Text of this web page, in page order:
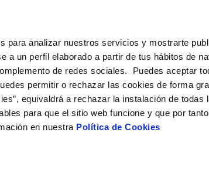
para analizar nuestros servicios y mostrarte
a un perfil elaborado a partir de tus hábitos de
de redes sociales. Puedes aceptar
permitir o rechazar las cookies de forma
equivaldrá a rechazar la instalación de todas
para que el sitio web funcione y que por
en nuestra Política de Cookies
MODIFICACIÓN DE
Actualizar datos
Actualizar datos de
Tu Servicio
interior
COMPROMISO DE SERVICIO
Customer Counsel (Defensa del
Tu Agua
CUIDADOS DEL AGUA
Conócenos